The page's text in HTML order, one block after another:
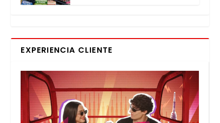
EXPERIENCIA CLIENTE